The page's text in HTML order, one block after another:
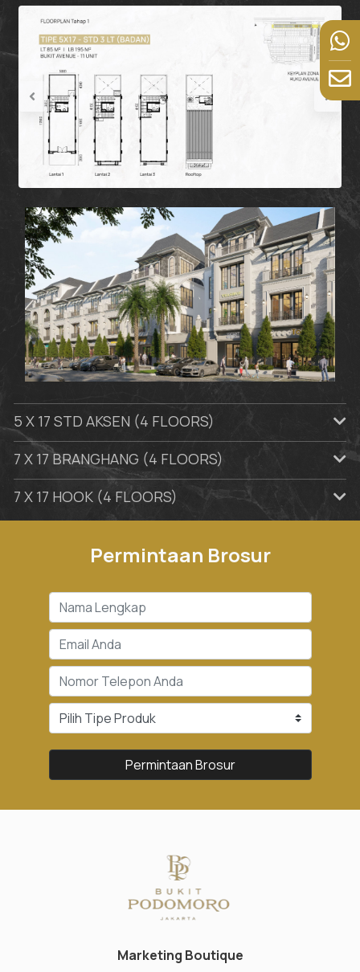
5 X 17 STD AKSEN (4 FLOORS)
7 X 17 BRANGHANG (4 FLOORS)
7 X 17 HOOK (4 FLOORS)
Permintaan Brosur
Permintaan Brosur
Marketing Boutique